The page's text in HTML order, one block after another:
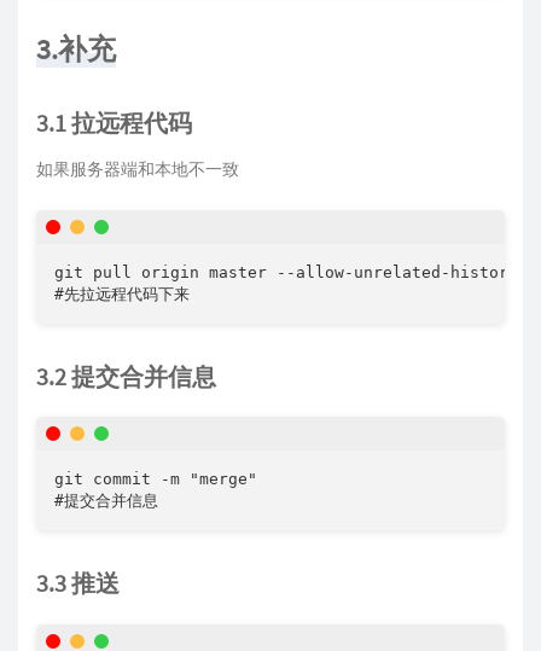
3.补充
3.1 拉远程代码
如果服务器端和本地不一致
git pull origin master --allow-unrelated-histories
#先拉远程代码下来
3.2 提交合并信息
git commit -m "merge"
#提交合并信息
3.3 推送